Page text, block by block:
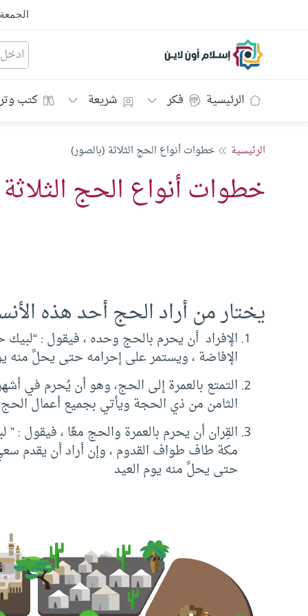
إسلام أون لاين
الرئيسية فكر شريعة كتب
الرئيسية خطوات أنواع الحج الثلاثة (بالصور)
خطوات أنواع الحج
يختار من أراد الحج أحد هذه
الإفراد أن يحرم بالحج وحده ، فيقول :
الإفاضة ، ويستمر على إحرامه حتى يحلَّ منه
التمتع بالعمرة إلى الحج، وهو أن يُحرم في
الثامن من ذي الحجة ويأتي بجميع أعمال
القِران أن يحرم بالعمرة والحج معًا ، فيقول
مكة طاف طواف القدوم ، وإن أراد أن يقدم
حتى يحلَّ منه يوم العيد